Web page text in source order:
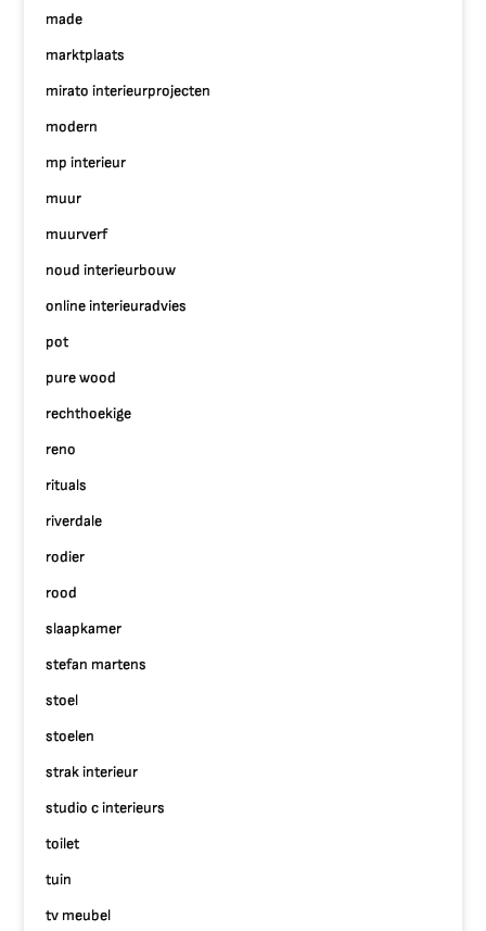
made
marktplaats
mirato interieurprojecten
modern
mp interieur
muur
muurverf
noud interieurbouw
online interieuradvies
pot
pure wood
rechthoekige
reno
rituals
riverdale
rodier
rood
slaapkamer
stefan martens
stoel
stoelen
strak interieur
studio c interieurs
toilet
tuin
tv meubel